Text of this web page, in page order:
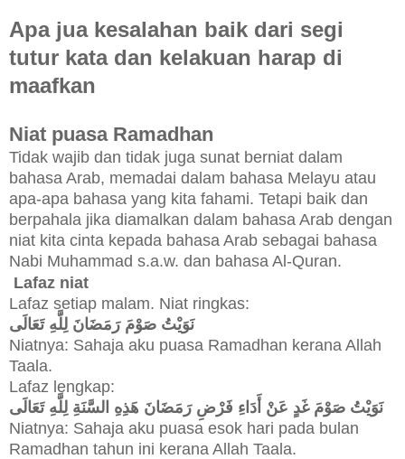
Apa jua kesalahan baik dari segi
tutur kata dan kelakuan harap di
maafkan
Niat puasa Ramadhan
Tidak wajib dan tidak juga sunat berniat dalam
bahasa Arab, memadai dalam bahasa Melayu atau
apa-apa bahasa yang kita fahami. Tetapi baik dan
berpahala jika diamalkan dalam bahasa Arab dengan
niat kita cinta kepada bahasa Arab sebagai bahasa
Nabi Muhammad s.a.w. dan bahasa Al-Quran.
Lafaz niat
Lafaz setiap malam. Niat ringkas:
نَوَيْتُ صَوْمَ رَمَضَانَ لِلَّهِ تَعَالَى
Niatnya: Sahaja aku puasa Ramadhan kerana Allah
Taala.
Lafaz lengkap:
نَوَيْتُ صَوْمَ غَدٍ عَنْ أَدَاءِ فَرْضِ رَمَضَانَ هَذِهِ السَّنَةِ لِلَّهِ تَعَالَى
Niatnya: Sahaja aku puasa esok hari pada bulan
Ramadhan tahun ini kerana Allah Taala.